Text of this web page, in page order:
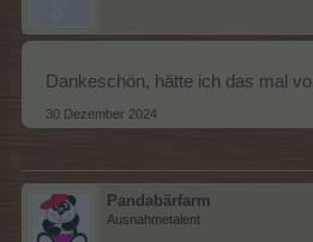
Dankeschön, hätte ich das mal
30 Dezember 2024
Pandabärfarm
Ausnahmetalent